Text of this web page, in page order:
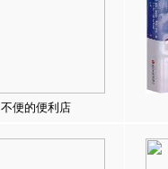
不便的便利店